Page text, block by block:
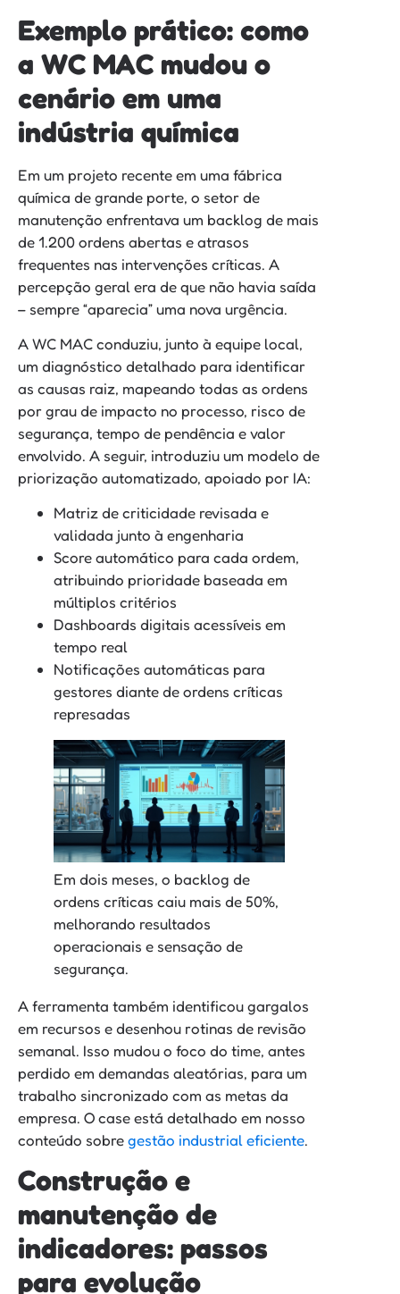
Exemplo prático: como
a WC MAC mudou o
cenário em uma
indústria química
Em um projeto recente em uma fábrica
química de grande porte, o setor de
manutenção enfrentava um backlog de mais
de 1.200 ordens abertas e atrasos
frequentes nas intervenções críticas. A
percepção geral era de que não havia saída
– sempre “aparecia” uma nova urgência.
A WC MAC conduziu, junto à equipe local,
um diagnóstico detalhado para identificar
as causas raiz, mapeando todas as ordens
por grau de impacto no processo, risco de
segurança, tempo de pendência e valor
envolvido. A seguir, introduziu um modelo de
priorização automatizado, apoiado por IA:
Matriz de criticidade revisada e
validada junto à engenharia
Score automático para cada ordem,
atribuindo prioridade baseada em
múltiplos critérios
Dashboards digitais acessíveis em
tempo real
Notificações automáticas para
gestores diante de ordens críticas
represadas
Em dois meses, o backlog de
ordens críticas caiu mais de 50%,
melhorando resultados
operacionais e sensação de
segurança.
A ferramenta também identificou gargalos
em recursos e desenhou rotinas de revisão
semanal. Isso mudou o foco do time, antes
perdido em demandas aleatórias, para um
trabalho sincronizado com as metas da
empresa. O case está detalhado em nosso
conteúdo sobregestão industrial eficiente.
Construção e
manutenção de
indicadores: passos
para evolução